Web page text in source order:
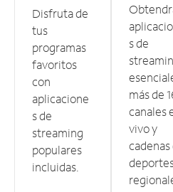
Disfruta de
tus
programas
favoritos
con
aplicacione
s de
streaming
populares
incluidas.
s de
más de
canales
vivo y
cadenas